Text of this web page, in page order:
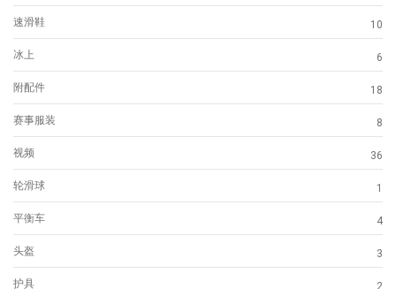
速滑鞋 10
冰上 6
附配件 18
赛事服装 8
视频 36
轮滑球 1
平衡车 4
头盔 3
护具 2